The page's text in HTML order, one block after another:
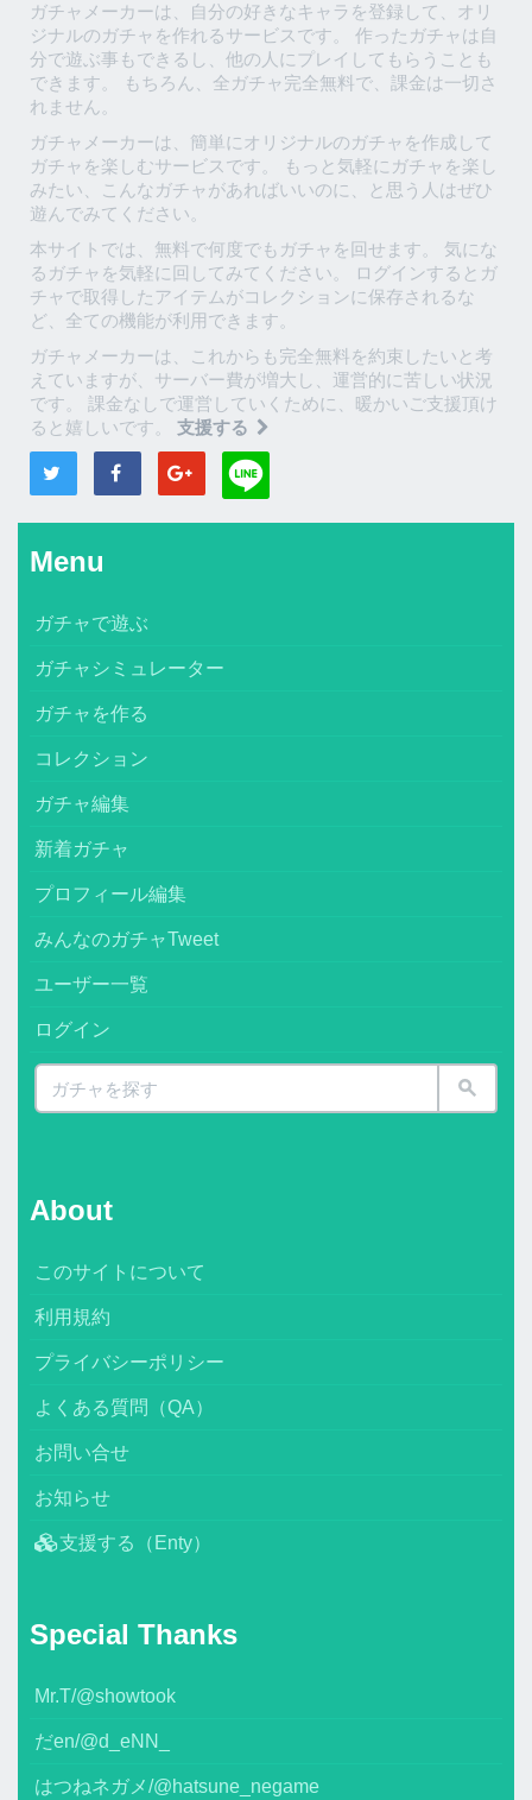
ガチャメーカーは、自分の好きなキャラを登録して、オリ
ジナルのガチャを作れるサービスです。 作ったガチャは自
分で遊ぶ事もできるし、他の人にプレイしてもらうことも
できます。 もちろん、全ガチャ完全無料で、課金は一切さ
れません。
ガチャメーカーは、簡単にオリジナルのガチャを作成して
ガチャを楽しむサービスです。 もっと気軽にガチャを楽し
みたい、こんなガチャがあればいいのに、と思う人はぜひ
遊んでみてください。
本サイトでは、無料で何度でもガチャを回せます。 気にな
るガチャを気軽に回してみてください。 ログインするとガ
チャで取得したアイテムがコレクションに保存されるな
ど、全ての機能が利用できます。
ガチャメーカーは、これからも完全無料を約束したいと考
えていますが、サーバー費が増大し、運営的に苦しい状況
です。 課金なしで運営していくために、暖かいご支援頂け
ると嬉しいです。 支援する
Menu
ガチャで遊ぶ
ガチャシミュレーター
ガチャを作る
コレクション
ガチャ編集
新着ガチャ
プロフィール編集
みんなのガチャTweet
ユーザー一覧
ログイン
About
このサイトについて
利用規約
プライバシーポリシー
よくある質問（QA）
お問い合せ
お知らせ
支援する（Enty）
Special Thanks
Mr.T/@showtook
だen/@d_eNN_
はつねネガメ/@hatsune_negame